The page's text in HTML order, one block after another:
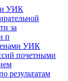
и УИК
за
п
УИК
почетными
результатам